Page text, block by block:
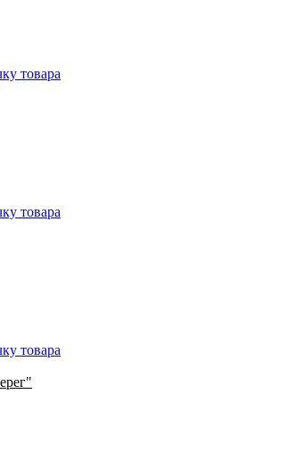
товара
товара
товара